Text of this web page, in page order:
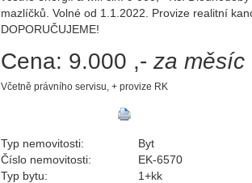
mazlíčků. Volné od 1.1.2022. Provize realitní
DOPORUČUJEME!
Cena: 9.000 ,- za měsíc
Včetně právního servisu, + provize RK
Typ nemovitosti:
Byt
Číslo nemovitosti:
EK-6570
Typ bytu:
1+kk